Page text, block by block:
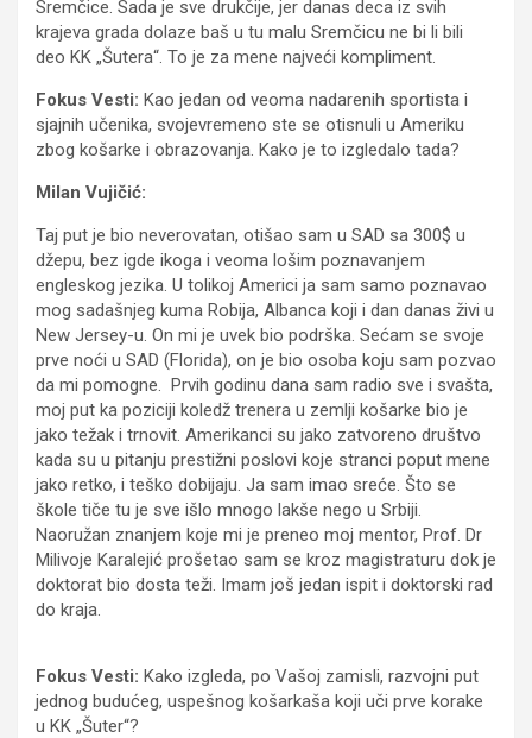
Sremčice. Sada je sve drukčije, jer danas deca iz svih
krajeva grada dolaze baš u tu malu Sremčicu ne bi li bili
deo KK „Šutera“. To je za mene najveći kompliment.
Fokus Vesti: Kao jedan od veoma nadarenih sportista i
sjajnih učenika, svojevremeno ste se otisnuli u Ameriku
zbog košarke i obrazovanja. Kako je to izgledalo tada?
Milan Vujičić:
Taj put je bio neverovatan, otišao sam u SAD sa 300$ u
džepu, bez igde ikoga i veoma lošim poznavanjem
engleskog jezika. U tolikoj Americi ja sam samo poznavao
mog sadašnjeg kuma Robija, Albanca koji i dan danas živi u
New Jersey-u. On mi je uvek bio podrška. Sećam se svoje
prve noći u SAD (Florida), on je bio osoba koju sam pozvao
da mi pomogne. Prvih godinu dana sam radio sve i svašta,
moj put ka poziciji koledž trenera u zemlji košarke bio je
jako težak i trnovit. Amerikanci su jako zatvoreno društvo
kada su u pitanju prestižni poslovi koje stranci poput mene
jako retko, i teško dobijaju. Ja sam imao sreće. Što se
škole tiče tu je sve išlo mnogo lakše nego u Srbiji.
Naoružan znanjem koje mi je preneo moj mentor, Prof. Dr
Milivoje Karalejić prošetao sam se kroz magistraturu dok je
doktorat bio dosta teži. Imam još jedan ispit i doktorski rad
do kraja.
Fokus Vesti: Kako izgleda, po Vašoj zamisli, razvojni put
jednog budućeg, uspešnog košarkaša koji uči prve korake
u KK „Šuter“?